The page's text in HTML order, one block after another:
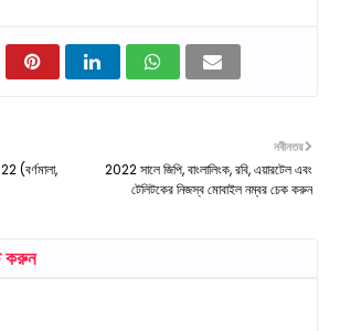
নবীনতর
2022 সালে জিপি, বাংলালিংক, রবি, এয়ারটেল এবং
টেলিটকের নিজস্ব মোবাইল নম্বর চেক করুন
(বর্ণমালা,
করুন